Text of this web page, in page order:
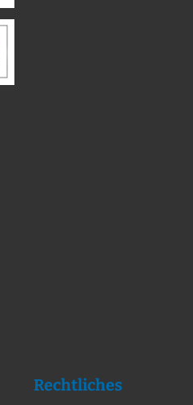
Rechtliches